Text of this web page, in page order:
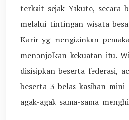
terkait sejak Yakuto, secara
melalui tintingan wisata
Karir yg mengizinkan
menonjolkan kekuatan itu.
disisipkan beserta federasi,
beserta 3 belas kasihan
agak-agak sama-sama